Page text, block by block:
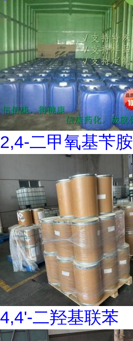
2,4-二甲氧基苄胺
4,4'-二羟基联苯